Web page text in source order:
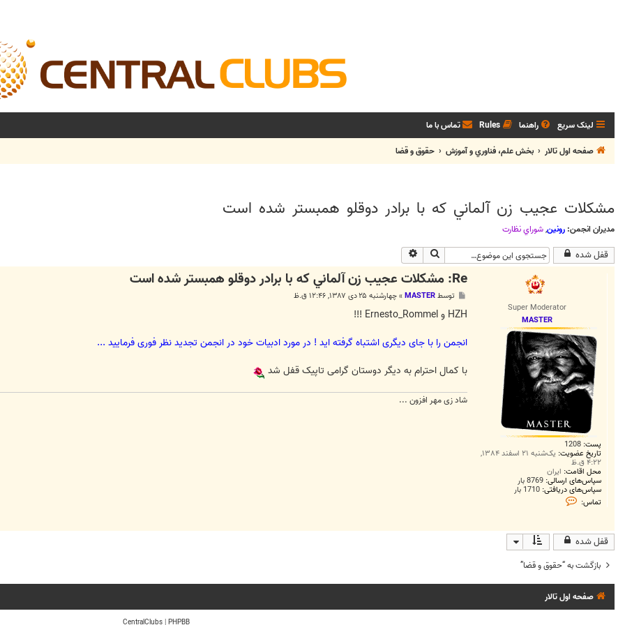
لینک سریع راهنما Rules تماس با ما
صفحه اول تالار
بخش علم، فناوري و آموزش حقوق و قضا
مشكلات عجيب زن آلماني كه با برادر دوقلو همبستر شده است
مدیران انجمن: رونین,شوراي نظارت
قفل شده جستجو
Super Moderator
MASTER
پست: 1208
تاریخ عضویت: یک‌شنبه ۲۱ اسفند ۱۳۸۴,
۴:۲۲ ق.ظ
محل اقامت: ایران
سپاس‌های ارسالی: 8769 بار
سپاس‌های دریافتی: 1710 بار
تماس:
ت
M
S
T
E
Re: مشكلات عجيب زن آلماني كه با برادر دوقلو همبستر شده است
ت
توسطMASTER
»چهارشنبه ۲۵ دی ۱۳۸۷, ۱۲:۴۶ ق.ظ
HZH و Ernesto_Rommel !!!
انجمن را با جای دیگری اشتباه گرفته اید ! در مورد ادبیات خود در انجمن تجدید نظر فوری فرمایید ...
با کمال احترام به دیگر دوستان گرامی تاپیک قفل شد
شاد زی مهر افزون ...
قفل شده
بازگشت به “حقوق و قضا”
صفحه اول تالار
PHPBB
|
CentralClubs